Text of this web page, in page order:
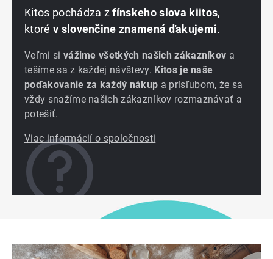
Kitos pochádza zfínskeho slova kiitos,
ktoré v slovenčine znamená ďakujemi.
Veľmi si vážime všetkých našich zákazníkov a
tešíme sa z každej návštevy. Kitos je naše
poďakovanie za každý nákup a prísľubom, že sa
vždy snažíme našich zákazníkov rozmaznávať a
potešiť.
Viac informácií o spoločnosti